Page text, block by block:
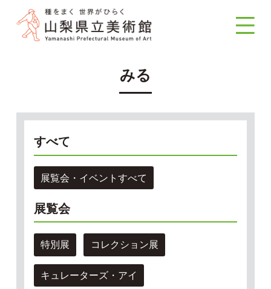
みる
すべて
展覧会・イベントすべて
展覧会
特別展 コレクション展
キュレーターズ・アイ